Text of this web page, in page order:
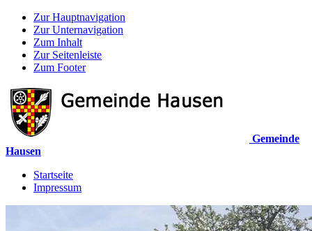
Zur Hauptnavigation
Zur Unternavigation
Zum Inhalt
Zur Seitenleiste
Zum Footer
Gemeinde
Hausen
Startseite
Impressum